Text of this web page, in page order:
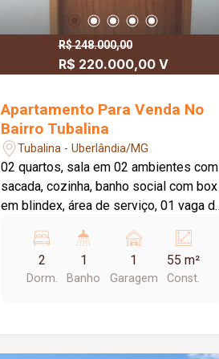
R$ 248.000,00
R$ 220.000,00 V
Apartamento Para Venda No
Bairro Tubalina
Tubalina - Uberlândia/MG
02 quartos, sala em 02 ambientes com
sacada, cozinha, banho social com box
em blindex, área de serviço, 01 vaga de
farmacia supermercados localizaçao
estrategica Aproximadamente 55m².
2
Dorm.
1
Banho
1
Garagem
55 m²
Const.